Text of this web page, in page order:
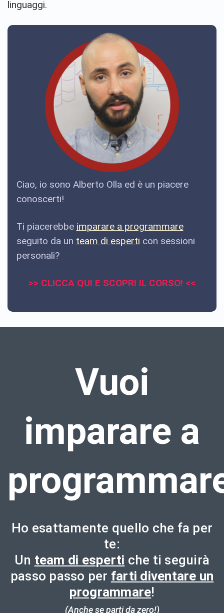
linguaggi.
Ciao, io sono Alberto Olla ed è un piacere
conoscerti!
Ti piacerebbe imparare a programmare
seguito da un team di esperti con sessioni
personali?
>> CLICCA QUI E SCOPRI IL CORSO! <<
Vuoi
imparare a
Ho esattamente quello che fa per
te:
Un team di esperti che ti seguirà
passo passo per farti diventare un
programmare!
(Anche se parti da zero!)